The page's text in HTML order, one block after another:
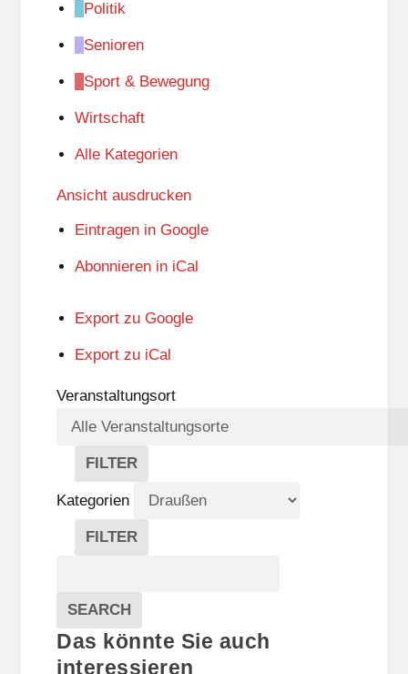
Politik
Senioren
Sport & Bewegung
Wirtschaft
Alle Kategorien
Ansicht ausdrucken
Eintragen in Google
Abonnieren in iCal
Export zu Google
Export zu iCal
Veranstaltungsort
FILTER
V
E
R
A
A
L
T
U
Kategorien
FILTER
E
G
O
R
Veranstaltungen
SEARCH
Das könnte Sie auch
interessieren